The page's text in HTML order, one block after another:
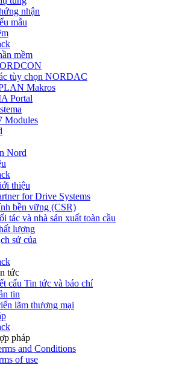
nhận
mẫu
mềm
tùy chọn NORDAC
Makros
Portal
Modules
Nord
thiệu
for Drive Systems
bền vững (CSR)
tác và nhà sản xuất toàn cầu
lượng
sử của
tức
cấu Tin tức và báo chí
tin
lãm thương mại
pháp
and Conditions
of use